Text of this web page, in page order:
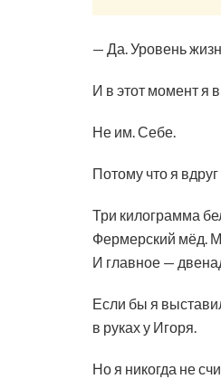
— Да. Уровень
И в этот момент я
Не им. Себе.
Потому что я
Три килограмма
Фермерский мёд.
И главное —
Если бы я
в руках у Игоря.
Но я никогда не